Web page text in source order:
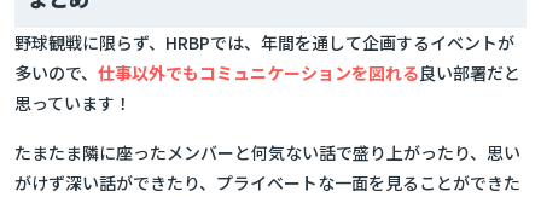
野球観戦に限らず、HRBPでは、年間を通して企画するイベントが
多いので、 仕事以外でもコミュニケーションを図れる良い部署だと
思っています！
たまたま隣に座ったメンバーと何気ない話で盛り上がったり、思い
がけず深い話ができたり、プライベートな一面を見ることができた